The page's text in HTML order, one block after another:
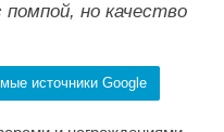
но качество
источники Google